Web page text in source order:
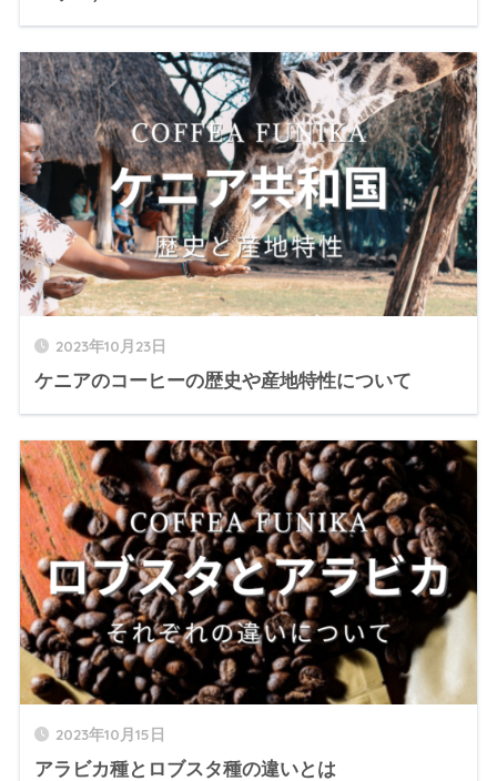
2023年10月23日
ケニアのコーヒーの歴史や産地特性について
2023年10月15日
アラビカ種とロブスタ種の違いとは